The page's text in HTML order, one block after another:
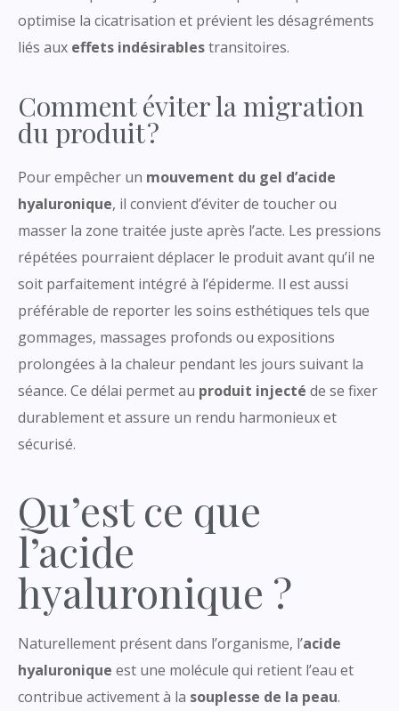
optimise la cicatrisation et prévient les désagréments
liés aux effets indésirablestransitoires.
Comment éviter la migration
du produit ?
Pour empêcher un mouvement du gel d’acide
hyaluronique, il convient d’éviter de toucher ou
masser la zone traitée juste après l’acte. Les pressions
répétées pourraient déplacer le produit avant qu’il ne
soit parfaitement intégré à l’épiderme. Il est aussi
préférable de reporter les soins esthétiques tels que
gommages, massages profonds ou expositions
prolongées à la chaleur pendant les jours suivant la
séance. Ce délai permet au produit injecté de se fixer
durablement et assure un rendu harmonieux et
sécurisé.
Qu’est ce que
l’acide
hyaluronique ?
Naturellement présent dans l’organisme, l’acide
hyaluronique est une molécule qui retient l’eau et
contribue activement à la souplesse de la peau.